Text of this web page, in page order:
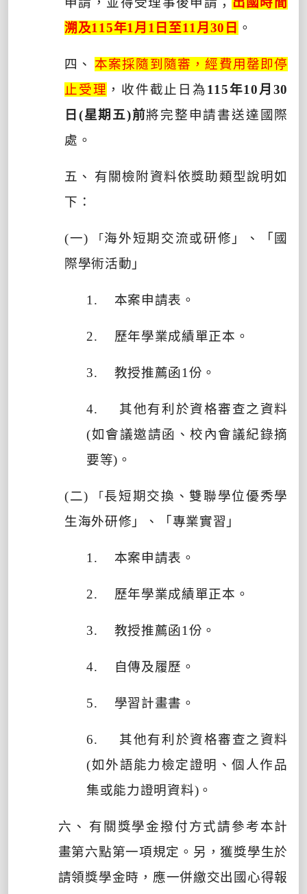
溯及115年1 月 1 日至11 月 30 日 。
四、 本案採隨到隨審，經費用罄即停
止受理 ，收件截止日為115年10月 30
日 (星期五)前將完整申請書送達國際
處。
五、
有關檢附資料依獎助類型說明如
下：
(一) 「 海外短期交流或研修」、「國
際學術活動」
1. 本案申請表。
2. 歷年學業成績單正本。
3. 教授推薦函1 份。
4.
其他有利於資格審查之資料
(如會議邀請函、校內會議紀錄摘
要等) 。
(二) 「 長短期交換、雙聯學位優秀學
生海外研修」、「專業實習」
1. 本案申請表。
2. 歷年學業成績單正本。
3. 教授推薦函1 份。
4. 自傳及履歷。
5. 學習計畫書。
6.
其他有利於資格審查之資料
(如外語能力檢定證明、個人作品
集或能力證明資料) 。
六、
有關獎學金撥付方式請參考本計
畫第六點第一項規定。另，獲獎學生於
請領獎學金時，應一併繳交出國心得報